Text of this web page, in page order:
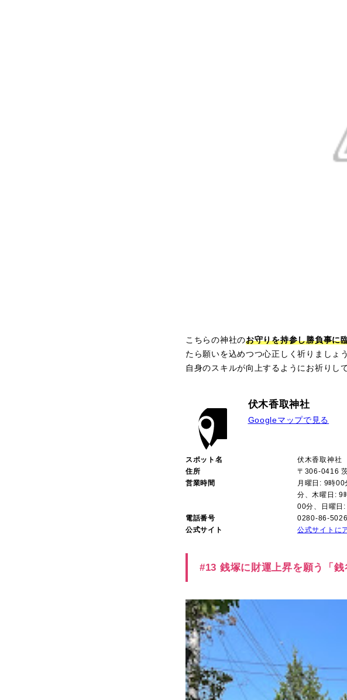
こちらの神社のお守りを持参し勝負事に
たら願いを込めつつ心正しく祈りましょ
自身のスキルが向上するようにお祈りし
伏木香取神社
Googleマップで見る
スポット名
伏木香取神社
住所
〒306-0416
営業時間
月曜日: 9時
分、木曜日: 9
00分、日曜日:
電話番号
0280-86-5026
公式サイト
公式サイトに
#13 銭塚に財運上昇を願う「銭